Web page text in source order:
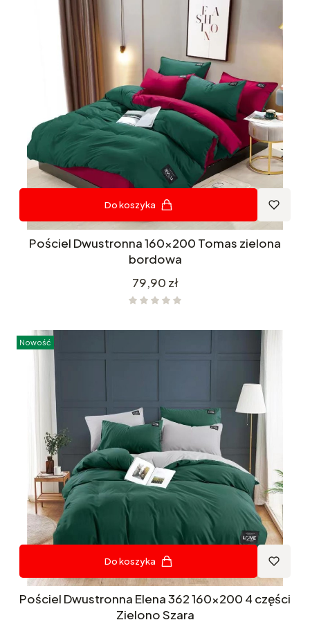
Do koszyka
Pościel Dwustronna 160x200 Tomas zielona
bordowa
Cena
79,90 zł
Nowość
Do koszyka
Pościel Dwustronna Elena 362 160x200 4 części
Zielono Szara